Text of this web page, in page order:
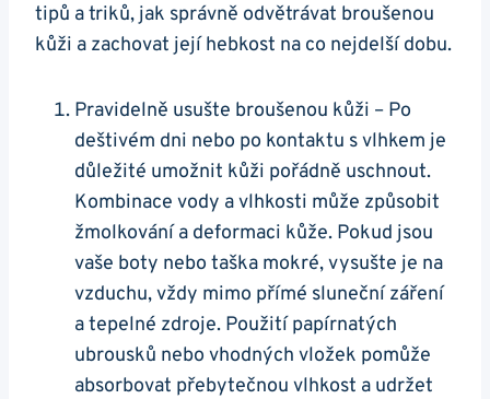
tipů a triků, ‍jak správně odvětrávat broušenou
kůži a‍ zachovat její hebkost na co nejdelší dobu.
Pravidelně ⁢usušte broušenou kůži – Po
‌deštivém dni⁤ nebo po kontaktu s vlhkem ⁤je
důležité umožnit‌ kůži pořádně uschnout.
Kombinace⁣ vody a vlhkosti⁤ může⁤ způsobit
⁢žmolkování a deformaci kůže. Pokud⁤ jsou
vaše boty nebo taška​ mokré, vysušte je na
‌vzduchu, ⁢vždy mimo přímé‍ sluneční záření
a tepelné zdroje. ⁣Použití papírnatých
ubrousků nebo vhodných vložek pomůže
absorbovat přebytečnou vlhkost a udržet